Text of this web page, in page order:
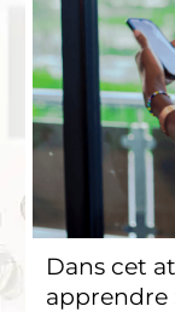
Dans cet
apprendre